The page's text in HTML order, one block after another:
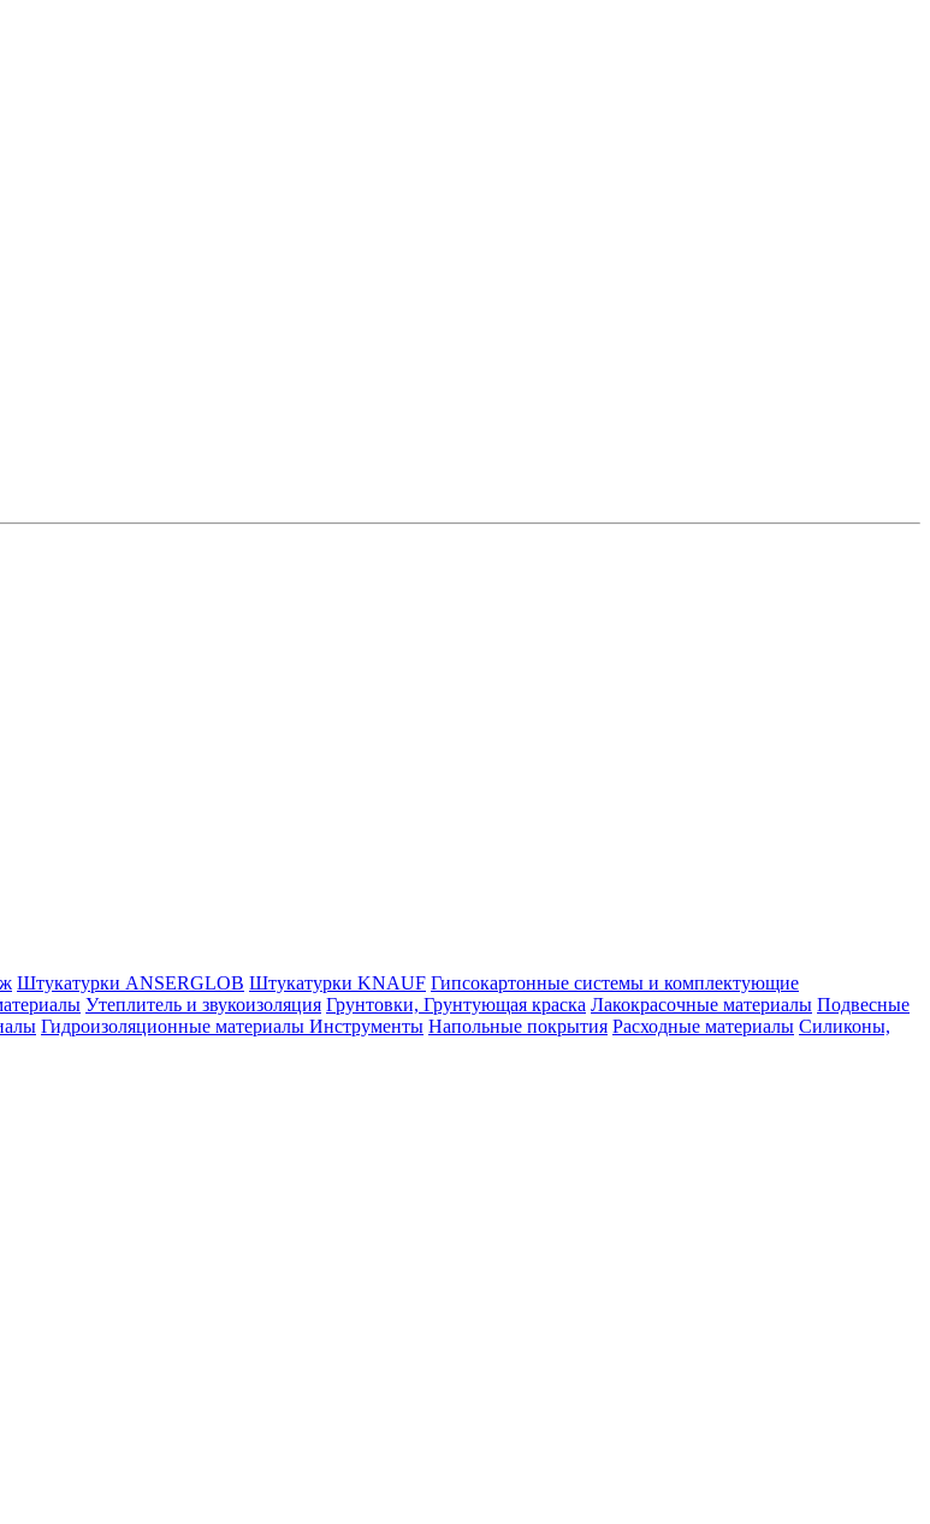
Штукатурки ANSERGLOB Штукатурки KNAUF Гипсокартонные системы и комплектующие
Утеплитель и звукоизоляция Грунтовки, Грунтующая краска Лакокрасочные материалы Подвесные
Гидроизоляционные материалы Инструменты Напольные покрытия Расходные материалы Силиконы,